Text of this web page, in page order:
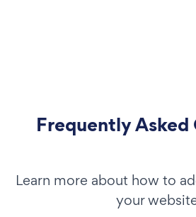
Frequently Asked
Learn more about how to
your